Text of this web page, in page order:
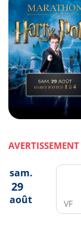
AVERTISSEMENT
sam.
29
août VF